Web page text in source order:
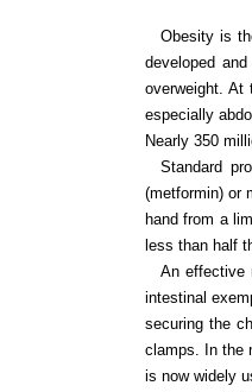
Obesity is
developed
overweight. At
especially
Nearly 350
Standard
(metformin) or
hand from a
less than half
An effective
intestinal
securing the
clamps. In the
is now widely